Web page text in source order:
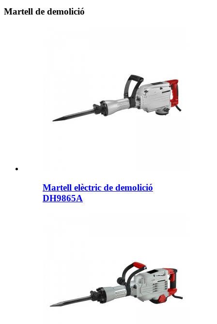
Martell de demolició
Martell elèctric de demolició
DH9865A